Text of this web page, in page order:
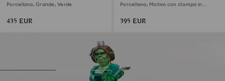
Porcellana, Grande, Verde
435 EUR
Porcellana, Motivo con stampa in
395 EUR